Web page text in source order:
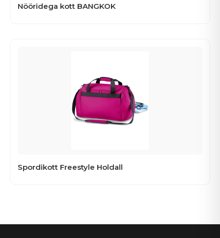
Nööridega kott BANGKOK
Spordikott Freestyle Holdall